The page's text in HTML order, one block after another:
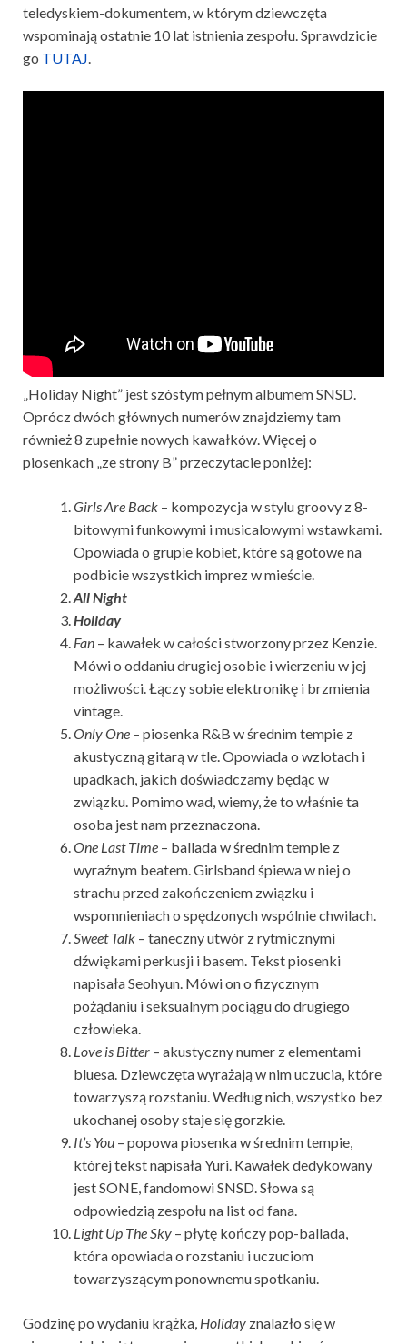
teledyskiem-dokumentem, w którym dziewczęta
wspominają ostatnie 10 lat istnienia zespołu. Sprawdzicie
go TUTAJ.
„Holiday Night” jest szóstym pełnym albumem SNSD.
Oprócz dwóch głównych numerów znajdziemy tam
również 8 zupełnie nowych kawałków. Więcej o
piosenkach „ze strony B” przeczytacie poniżej:
Girls Are Back – kompozycja w stylu groovy z 8-
bitowymi funkowymi i musicalowymi wstawkami.
Opowiada o grupie kobiet, które są gotowe na
podbicie wszystkich imprez w mieście.
All Night
Holiday
Fan – kawałek w całości stworzony przez Kenzie.
Mówi o oddaniu drugiej osobie i wierzeniu w jej
możliwości. Łączy sobie elektronikę i brzmienia
vintage.
Only One – piosenka R&B w średnim tempie z
akustyczną gitarą w tle. Opowiada o wzlotach i
upadkach, jakich doświadczamy będąc w
związku. Pomimo wad, wiemy, że to właśnie ta
osoba jest nam przeznaczona.
One Last Time – ballada w średnim tempie z
wyraźnym beatem. Girlsband śpiewa w niej o
strachu przed zakończeniem związku i
wspomnieniach o spędzonych wspólnie chwilach.
Sweet Talk – taneczny utwór z rytmicznymi
dźwiękami perkusji i basem. Tekst piosenki
napisała Seohyun. Mówi on o fizycznym
pożądaniu i seksualnym pociągu do drugiego
człowieka.
Love is Bitter – akustyczny numer z elementami
bluesa. Dziewczęta wyrażają w nim uczucia, które
towarzyszą rozstaniu. Według nich, wszystko bez
ukochanej osoby staje się gorzkie.
It’s You – popowa piosenka w średnim tempie,
której tekst napisała Yuri. Kawałek dedykowany
jest SONE, fandomowi SNSD. Słowa są
odpowiedzią zespołu na list od fana.
Light Up The Sky ­ – płytę kończy pop-ballada,
która opowiada o rozstaniu i uczuciom
towarzyszącym ponownemu spotkaniu.
Godzinę po wydaniu krążka, Holiday znalazło się w